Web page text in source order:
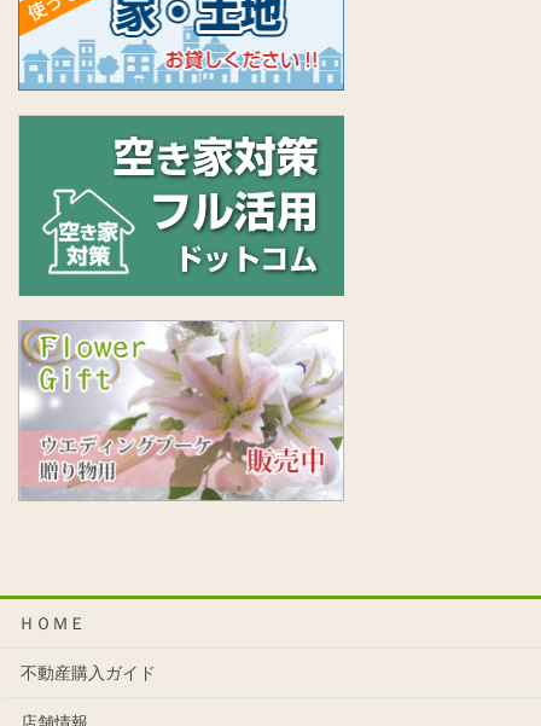
ＨＯＭＥ
不動産購入ガイド